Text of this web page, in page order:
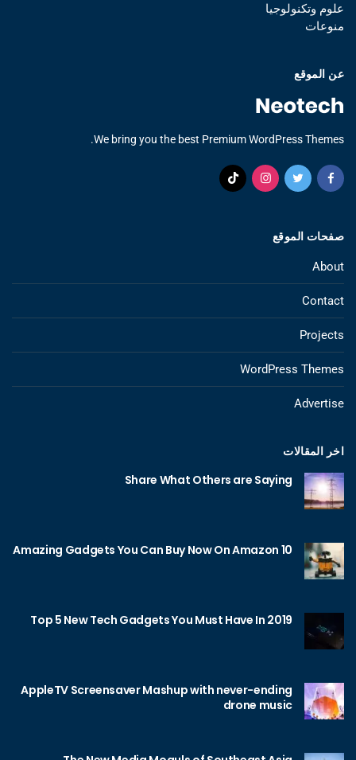
علوم وتكنولوجيا
منوعات
عن الموقع
We bring you the best Premium WordPress Themes.
صفحات الموقع
About
Contact
Projects
WordPress Themes
Advertise
اخر المقالات
Share What Others are Saying
10 Amazing Gadgets You Can Buy Now On Amazon
Top 5 New Tech Gadgets You Must Have In 2019
AppleTV Screensaver Mashup with never-ending
drone music